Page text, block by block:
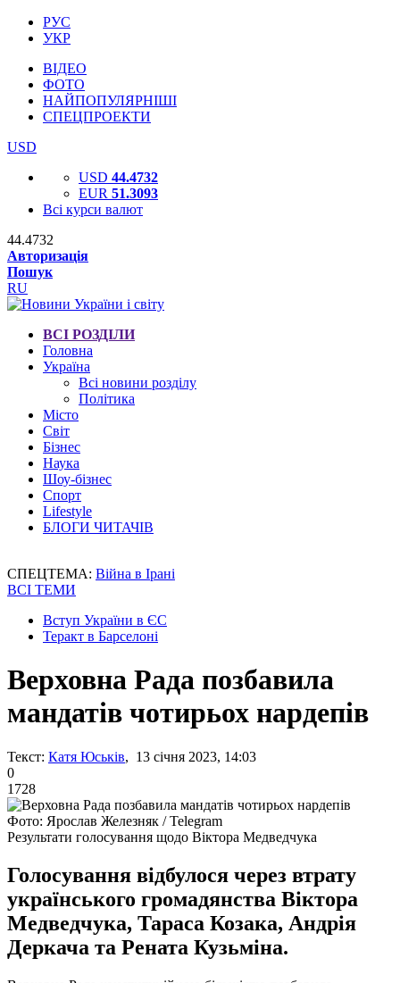
РУС
УКР
ВІДЕО
ФОТО
НАЙПОПУЛЯРНІШІ
СПЕЦПРОЕКТИ
USD
USD 44.4732
EUR 51.3093
Всі курси валют
44.4732
Авторизація
Пошук
RU
ВСІ РОЗДІЛИ
Головна
Україна
Всі новини розділу
Політика
Місто
Світ
Бізнес
Наука
Шоу-бізнес
Спорт
Lifestyle
БЛОГИ ЧИТАЧІВ
СПЕЦТЕМА: Війна в Ірані
ВСІ ТЕМИ
Вступ України в ЄС
Теракт в Барселоні
Верховна Рада позбавила
мандатів чотирьох нардепів
Текст: Катя Юськів, 13 січня 2023, 14:03
0
1728
Фото: Ярослав Железняк / Telegram
Результати голосування щодо Віктора Медведчука
Голосування відбулося через втрату
українського громадянства Віктора
Медведчука, Тараса Козака, Андрія
Деркача та Рената Кузьміна.